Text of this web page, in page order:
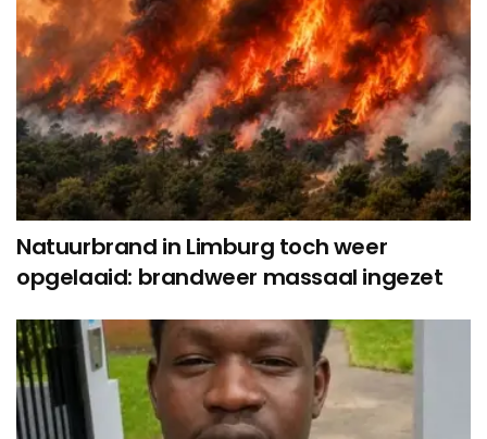
Natuurbrand in Limburg toch weer
opgelaaid: brandweer massaal ingezet